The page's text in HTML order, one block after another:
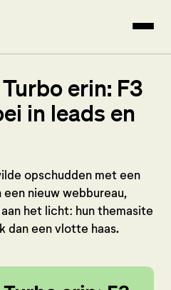
erin: F3
in leads en
opschudden met een
nieuw webbureau,
het licht: hun themasite
dan een vlotte haas.